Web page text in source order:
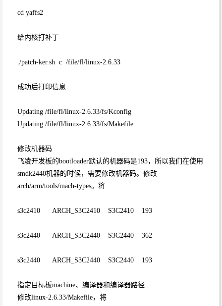
cd yaffs2
给内核打补丁
./patch-ker.sh c /file/fl/linux-2.6.33
成功后打印信息
Updating /file/fl/linux-2.6.33/fs/Kconfig
Updating /file/fl/linux-2.6.33/fs/Makefile
修改机器码
飞凌开发板的bootloader默认的机器码是193，所以我们在使用
smdk2440机器的时候，需要修改机器码。修改
arch/arm/tools/mach-types。将
s3c2410 ARCH_S3C2410 S3C2410 193
s3c2440 ARCH_S3C2440 S3C2440 362
s3c2440 ARCH_S3C2440 S3C2440 193
指定目标板machine、编译器和编译器路径
修改linux-2.6.33/Makefile，将